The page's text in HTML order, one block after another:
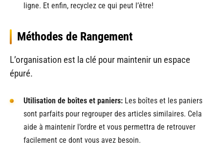
ligne. Et enfin, recyclez ce qui peut l’être!
Méthodes de Rangement
L’organisation est la clé pour maintenir un espace
épuré.
Utilisation de boîtes et paniers: Les boîtes et les paniers
sont parfaits pour regrouper des articles similaires. Cela
aide à maintenir l’ordre et vous permettra de retrouver
facilement ce dont vous avez besoin.